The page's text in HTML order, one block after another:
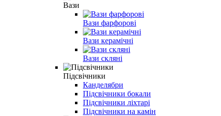
Вази
Вази фарфорові
Вази керамічні
Вази скляні
Підсвічники
Канделябри
Підсвічники бокали
Підсвічники ліхтарі
Підсвічники на камін